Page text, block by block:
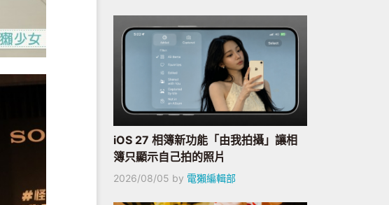
iOS 27 相簿新功能「由我拍攝」讓相
簿只顯示自己拍的照片
2026/08/05 by 電獺編輯部